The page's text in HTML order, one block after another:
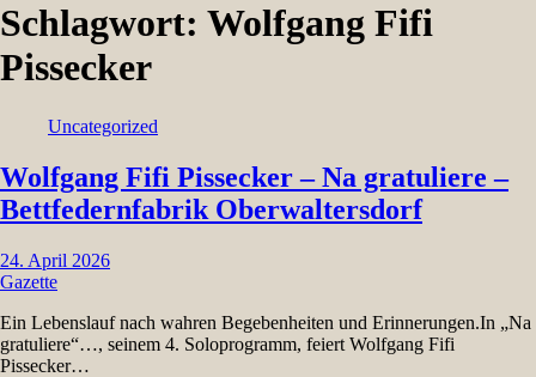
Schlagwort: Wolfgang Fifi
Pissecker
Uncategorized
Wolfgang Fifi Pissecker – Na gratuliere –
Bettfedernfabrik Oberwaltersdorf
24. April 2026
Gazette
Ein Lebenslauf nach wahren Begebenheiten und Erinnerungen.In „Na
gratuliere“…, seinem 4. Soloprogramm, feiert Wolfgang Fifi
Pissecker…